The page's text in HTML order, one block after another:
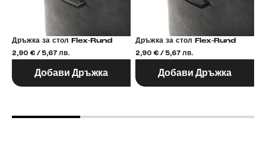
Дръжка за стол Flex-Rund
2,90 € / 5,67 лв.
Добави Дръжка
Дръжка за стол Flex-Rund
2,90 € / 5,67 лв.
Добави Дръжка